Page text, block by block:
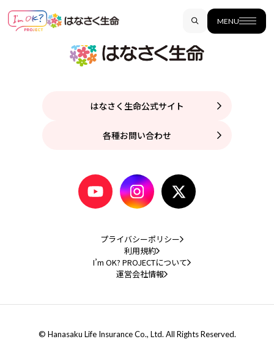
MENU
はなさく生命公式サイト
各種お問い合わせ
プライバシーポリシー
利用規約
I’m OK? PROJECTについて
運営会社情報
© Hanasaku Life Insurance Co., Ltd. All Rights Reserved.